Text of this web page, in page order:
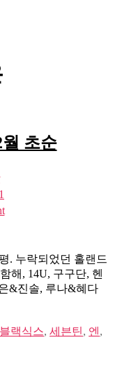
월 초순
on
1st
2018
년
2
월
순
. 누락되었던 홀랜드
해, 14U, 구구단, 헨
&진솔, 루나&혜다
블랙식스, 세븐틴, 엔 ,